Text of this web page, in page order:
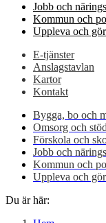
Jobb och
Kommun och
Uppleva och
E-tjänster
Anslagstavlan
Kartor
Kontakt
Bygga, bo och
Omsorg och stöd
Förskola och
Jobb och
Kommun och
Uppleva och
Du är här: